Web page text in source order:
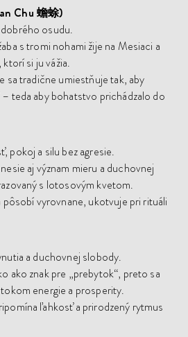
Chu 蟾蜍)
osudu.
s tromi nohami žije na Mesiaci a
si ju vážia.
sa tradične umiestňuje tak, aby
teda aby bohatstvo prichádzalo do
pokoj a silu bez agresie.
aj význam mieru a duchovnej
s lotosovým kvetom.
pôsobí vyrovnane, ukotvuje pri rituáli
a duchovnej slobody.
ako znak pre „prebytok“, preto sa
energie a prosperity.
ľahkosť a prirodzený rytmus